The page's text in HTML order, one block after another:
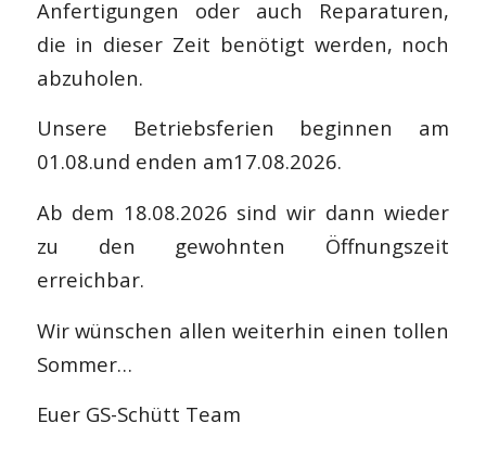
Anfertigungen oder auch Reparaturen,
die in dieser Zeit benötigt werden, noch
abzuholen.
Unsere Betriebsferien beginnen am
01.08.und enden am17.08.2026.
Ab dem 18.08.2026 sind wir dann wieder
zu den gewohnten Öffnungszeit
erreichbar.
Wir wünschen allen weiterhin einen tollen
Sommer…
Euer GS-Schütt Team